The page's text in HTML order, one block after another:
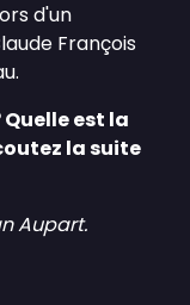
d'un
François
est la
la suite
Aupart.